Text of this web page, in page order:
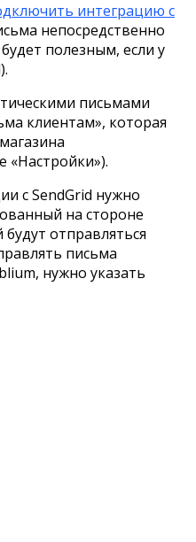
интеграцию с
непосредственно
полезным, если у
письмами
клиентам», которая
«Настройки»).
c SendGrid нужно
на стороне
отправляться
письма
нужно указать